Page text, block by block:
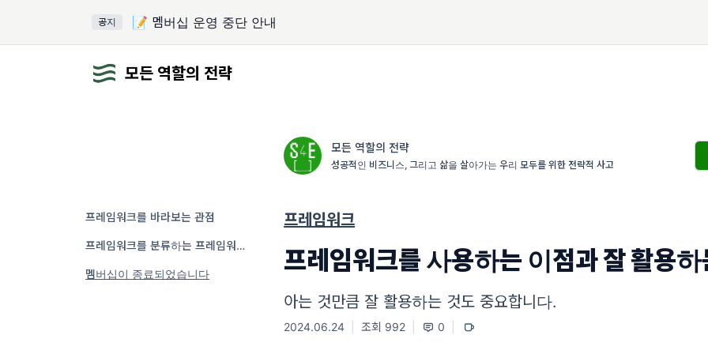
공지 📝 멤버십 운영 중단 안내
모든 역할의 전략
프레임워크를 바라보는 관점
프레임워크를 분류하는 프레임워크
멤버십이 종료되었습니다
모든 역할의 전략
성공적인 비즈니스, 그리고 삶을 살아가는 우리 모두를 위한 전략적 사고
프레임워크
프레임워크를 사용하는 이점과 잘 활용하
아는 것만큼 잘 활용하는 것도 중요합니다.
2024.06.24 조회 992 0